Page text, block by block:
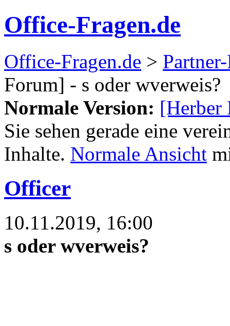
Office-Fragen.de
Office-Fragen.de >
Forum] - s oder wverweis?
Normale Version: [Herber
Sie sehen gerade eine
Inhalte. Normale Ansicht
Officer
10.11.2019, 16:00
s oder wverweis?